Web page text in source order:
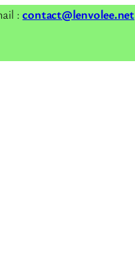
:contact@lenvolee.net